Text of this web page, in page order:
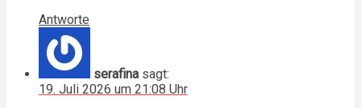
Antworte
serafina sagt:
19. Juli 2026 um 21:08 Uhr